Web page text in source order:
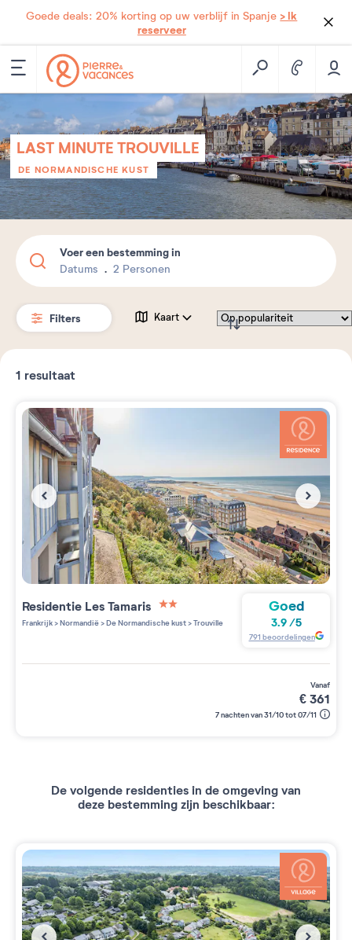
Goede deals: 20% korting op uw verblijf in Spanje > Ik
reserveer
LAST MINUTE TROUVILLE
DE NORMANDISCHE KUST
Voer een bestemming in
Datums 2 Personen
Filters Kaart
1 resultaat
Residentie Les Tamaris
2 étoiles sur 5
Frankrijk>Normandië>De Normandische kust>Trouville
Goed
3.9/5
791 beoordelingen
vanaf
€361
7 nachten van 31/10 tot 07/11
De volgende residenties in de omgeving van
deze bestemming zijn beschikbaar: